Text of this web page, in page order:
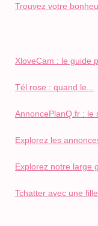
Trouvez votre
XloveCam : le guide
Tél rose : quand le...
AnnoncePlanQ.fr : le
Explorez les
Explorez notre large
Tchatter avec une fille